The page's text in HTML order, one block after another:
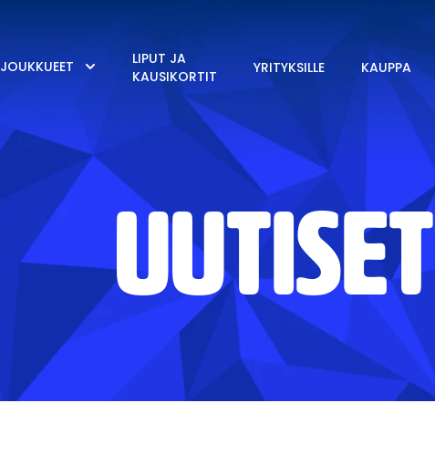
JOUKKUEET
LIPUT JA
KAUSIKORTIT
YRITYKSILLE KAUPPA
UUTISET